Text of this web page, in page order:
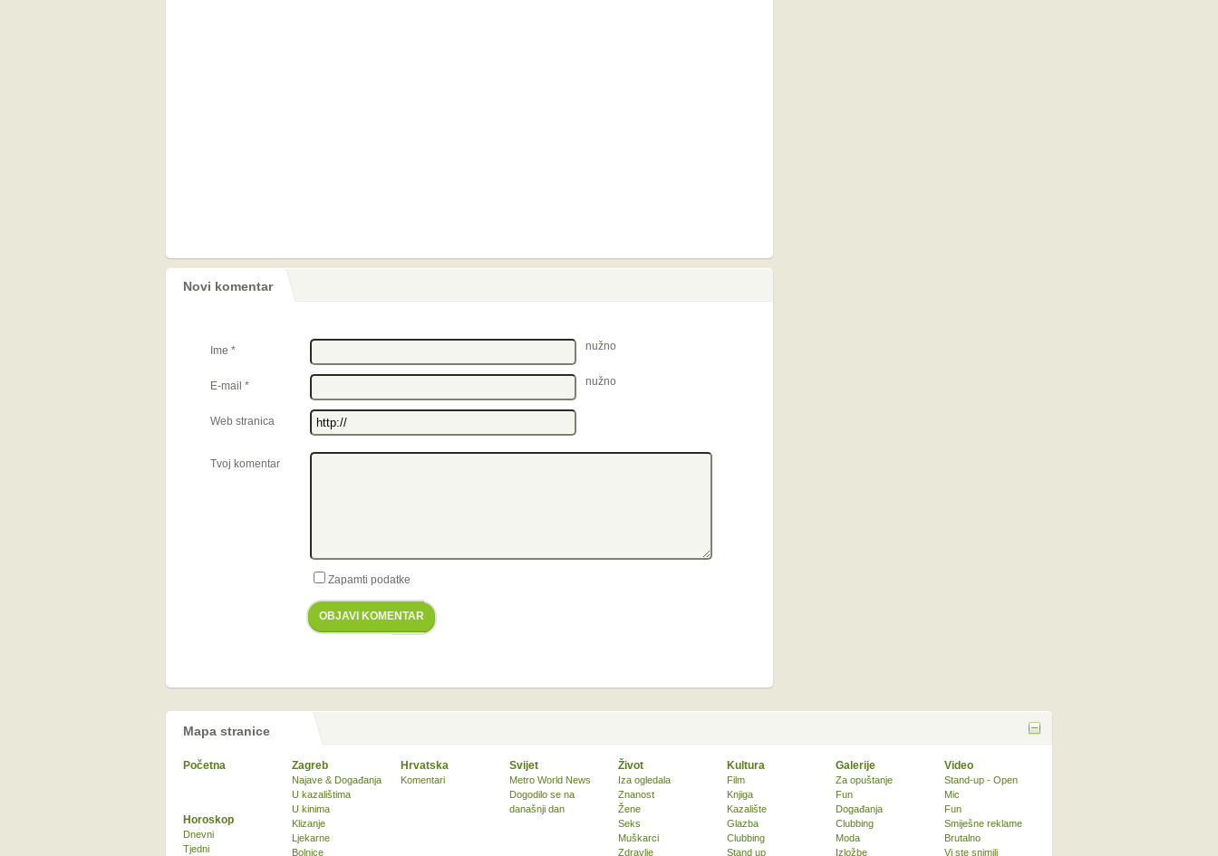
Novi komentar
Ime * nužno
E-mail * nužno
Web stranica
Tvoj komentar
Zapamti podatke
OBJAVI KOMENTAR
Mapa stranice
Početna Zagreb
Najave & Događanja
U kazalištima
U kinima
Klizanje
Ljekarne
Bolnice
Hrvatska
Komentari
Svijet
Metro World News
Dogodilo se na
današnji dan
Život
Iza ogledala
Znanost
Žene
Seks
Muškarci
Zdravlje
Kultura
Film
Knjiga
Kazalište
Glazba
Clubbing
Stand up
Horoskop
Dnevni
Tjedni
Galerije
Za opuštanje
Fun
Događanja
Clubbing
Moda
Izložbe
Video
Stand-up - Open
Mic
Fun
Smiješne reklame
Brutalno
Vi ste snimili